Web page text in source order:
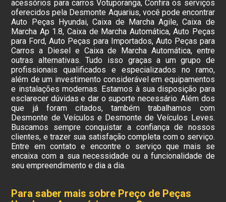
acessórios para carros Votuporanga, Confira os serviços
oferecidos pela Desmonte Aquarius, você pode encontrar
Auto Peças Hyundai, Caixa de Marcha Agile, Caixa de
Marcha Ap 1.8, Caixa de Marcha Automática, Auto Peças
para Ford, Auto Peças para Importados, Auto Peças para
Carros a Diesel e Caixa de Marcha Automática, entre
outras alternativas. Tudo isso graças a um grupo de
profissionais qualificados e especializados no ramo,
além de um investimento considerável em equipamentos
e instalações modernas. Estamos à sua disposição para
esclarecer dúvidas e dar o suporte necessário. Além dos
que já foram citados, também trabalhamos com
Desmonte de Veículos e Desmonte de Veículos Leves.
Buscamos sempre conquistar a confiança de nossos
clientes, e trazer sua satisfação completa com o serviço.
Entre em contato e encontre o serviço que mais se
encaixa com a sua necessidade ou a funcionalidade de
seu empreendimento e dia a dia.
Para saber mais sobre Preço de Peças